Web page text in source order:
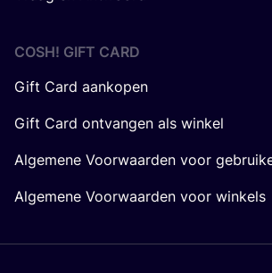
COSH! GIFT CARD
Gift Card aankopen
Gift Card ontvangen als winkel
Algemene Voorwaarden voor
Algemene Voorwaarden voor winkels